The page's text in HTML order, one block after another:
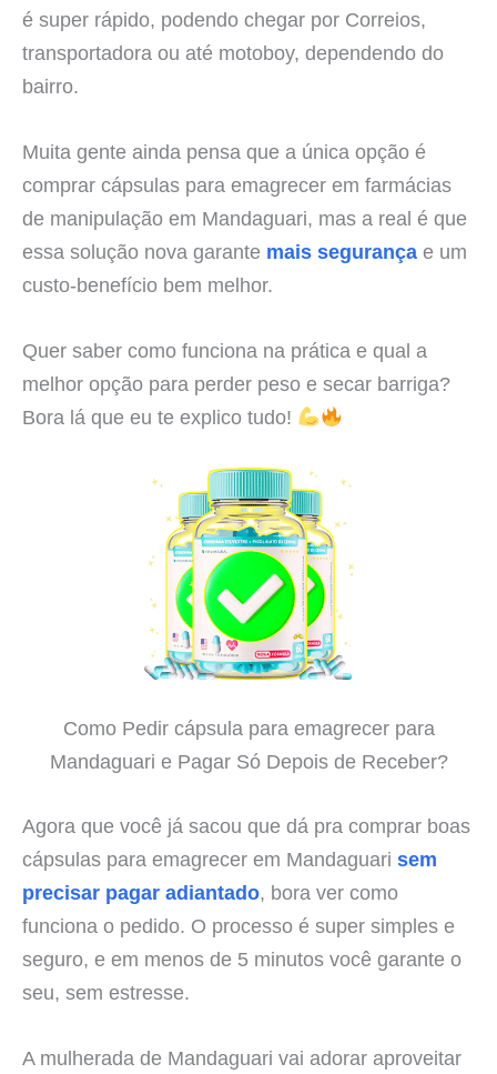
é super rápido, podendo chegar por Correios,
transportadora ou até motoboy, dependendo do
bairro.
Muita gente ainda pensa que a única opção é
comprar cápsulas para emagrecer em farmácias
de manipulação em Mandaguari, mas a real é que
essa solução nova garante mais segurança e um
custo-benefício bem melhor.
Quer saber como funciona na prática e qual a
melhor opção para perder peso e secar barriga?
Bora lá que eu te explico tudo!
Como Pedir cápsula para emagrecer para
Mandaguari e Pagar Só Depois de Receber?
Agora que você já sacou que dá pra comprar boas
cápsulas para emagrecer em Mandaguari sem
precisar pagar adiantado, bora ver como
funciona o pedido. O processo é super simples e
seguro, e em menos de 5 minutos você garante o
seu, sem estresse.
A mulherada de Mandaguari vai adorar aproveitar